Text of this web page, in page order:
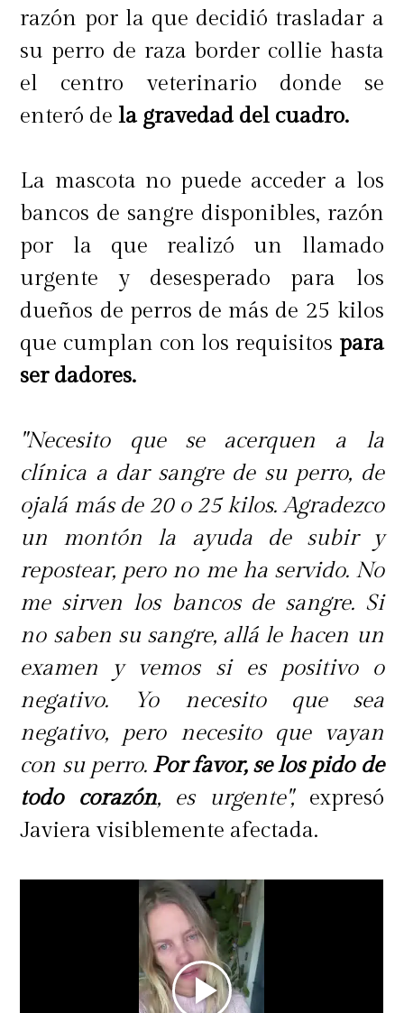
razón por la que decidió trasladar a
su perro de raza border collie hasta
el centro veterinario donde se
enteró de la gravedad del cuadro.
La mascota no puede acceder a los
bancos de sangre disponibles, razón
por la que realizó un llamado
urgente y desesperado para los
dueños de perros de más de 25 kilos
que cumplan con los requisitos para
ser dadores.
"Necesito que se acerquen a la
clínica a dar sangre de su perro, de
ojalá más de 20 o 25 kilos. Agradezco
un montón la ayuda de subir y
repostear, pero no me ha servido. No
me sirven los bancos de sangre. Si
no saben su sangre, allá le hacen un
examen y vemos si es positivo o
negativo. Yo necesito que sea
negativo, pero necesito que vayan
con su perro. Por favor, se los pido de
todo corazón, es urgente",expresó
Javiera visiblemente afectada.